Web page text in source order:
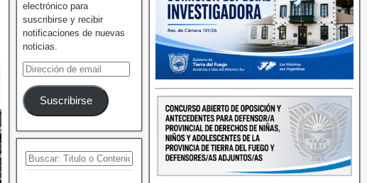
electrónico para
suscribirse y recibir
notificaciones de nuevas
noticias.
Suscribirse